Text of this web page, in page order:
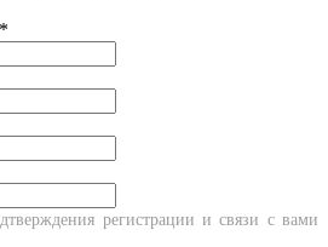
*
регистрации и связи с вами